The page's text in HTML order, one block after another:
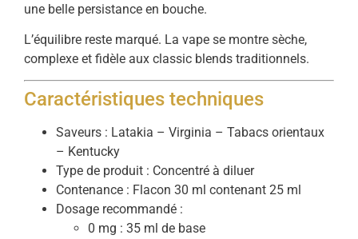
une belle persistance en bouche.
L’équilibre reste marqué. La vape se montre sèche,
complexe et fidèle aux classic blends traditionnels.
Caractéristiques techniques
Saveurs : Latakia – Virginia – Tabacs orientaux
– Kentucky
Type de produit : Concentré à diluer
Contenance : Flacon 30 ml contenant 25 ml
Dosage recommandé :
0 mg : 35 ml de base